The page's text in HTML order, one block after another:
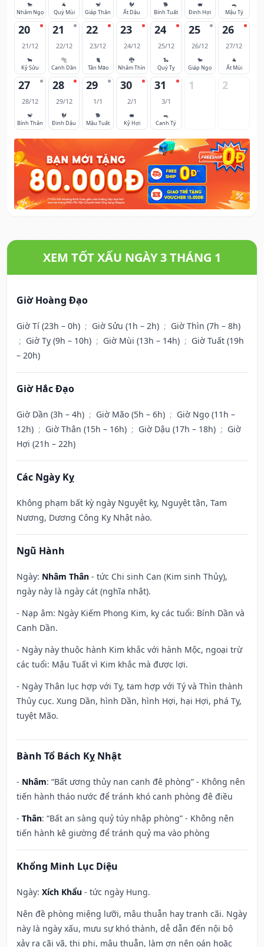
🐎
Nhâm Ngọ
🐐
Quý Mùi
🐒
Giáp Thân
🐓
Ất Dậu
🐕
Bính Tuất
🐖
Đinh Hợi
🐀
Mậu Tý
20
21/12
🐂
Kỷ Sửu
21
22/12
🐅
Canh Dần
22
23/12
🐈
Tân Mão
23
24/12
🐉
Nhâm Thìn
24
25/12
🐍
Quý Tỵ
25
26/12
🐎
Giáp Ngọ
26
27/12
🐐
Ất Mùi
27
28/12
🐒
Bính Thân
28
29/12
🐓
Đinh Dậu
29
1/1
🐕
Mậu Tuất
30
2/1
🐖
Kỷ Hợi
31
3/1
🐀
Canh Tý
1 2
XEM TỐT XẤU NGÀY 3 THÁNG 1
Giờ Hoàng Đạo
Giờ Tí (23h – 0h) ; Giờ Sửu (1h – 2h) ; Giờ Thìn (7h – 8h)
; Giờ Tỵ (9h – 10h) ; Giờ Mùi (13h – 14h) ; Giờ Tuất (19h
– 20h)
Giờ Hắc Đạo
Giờ Dần (3h – 4h) ; Giờ Mão (5h – 6h) ; Giờ Ngọ (11h –
12h) ; Giờ Thân (15h – 16h) ; Giờ Dậu (17h – 18h) ; Giờ
Hợi (21h – 22h)
Các Ngày Kỵ
Không phạm bất kỳ ngày Nguyệt kỵ, Nguyệt tận, Tam
Nương, Dương Công Kỵ Nhật nào.
Ngũ Hành
Ngày: Nhâm Thân - tức Chi sinh Can (Kim sinh Thủy),
ngày này là ngày cát (nghĩa nhật).
- Nạp âm: Ngày Kiếm Phong Kim, kỵ các tuổi: Bính Dần và
Canh Dần.
- Ngày này thuộc hành Kim khắc với hành Mộc, ngoại trừ
các tuổi: Mậu Tuất vì Kim khắc mà được lợi.
- Ngày Thân lục hợp với Tỵ, tam hợp với Tý và Thìn thành
Thủy cục. Xung Dần, hình Dần, hình Hợi, hại Hợi, phá Tỵ,
tuyệt Mão.
Bành Tổ Bách Kỵ Nhật
- Nhâm: “Bất ương thủy nan canh đê phòng” - Không nên
tiến hành tháo nước để tránh khó canh phòng đê điều
- Thân: “Bất an sàng quỷ túy nhập phòng” - Không nên
tiến hành kê giường để tránh quỷ ma vào phòng
Khổng Minh Lục Diệu
Ngày: Xích Khẩu - tức ngày Hung.
Nên đề phòng miệng lưỡi, mâu thuẫn hay tranh cãi. Ngày
này là ngày xấu, mưu sự khó thành, dễ dẫn đến nội bộ
xảy ra cãi vã, thị phi, mâu thuẫn, làm ơn nên oán hoặc